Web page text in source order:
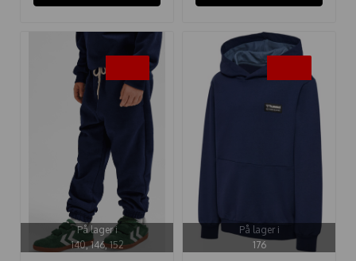
På lager i
140, 146, 152
På lager i
176